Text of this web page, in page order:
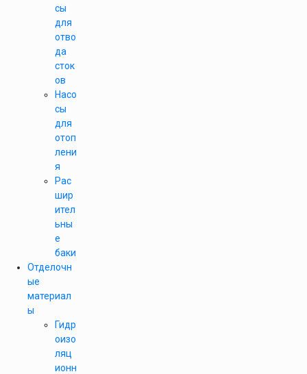
сы
для
отво
да
сток
ов
Насо
сы
для
отоп
лени
я
Рас
шир
ител
ьны
е
баки
Отделочн
ые
материал
ы
Гидр
оизо
ляц
ионн